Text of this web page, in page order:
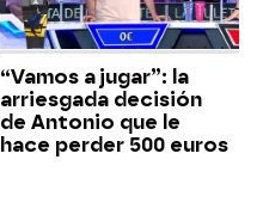
“Vamos a jugar”: la
arriesgada decisión
de Antonio que le
hace perder 500 euros